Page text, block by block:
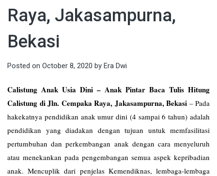
Raya, Jakasampurna,
Bekasi
Posted on October 8, 2020 by Era Dwi
Calistung Anak Usia Dini – Anak Pintar Baca Tulis Hitung
Calistung di Jln. Cempaka Raya, Jakasampurna, Bekasi – Pada
hakekatnya pendidikan anak umur dini (4 sampai 6 tahun) adalah
pendidikan yang diadakan dengan tujuan untuk memfasilitasi
pertumbuhan dan perkembangan anak dengan cara menyeluruh
atau menekankan pada pengembangan semua aspek kepribadian
anak. Mencuplik dari penjelas Kemendiknas, lembaga-lembaga